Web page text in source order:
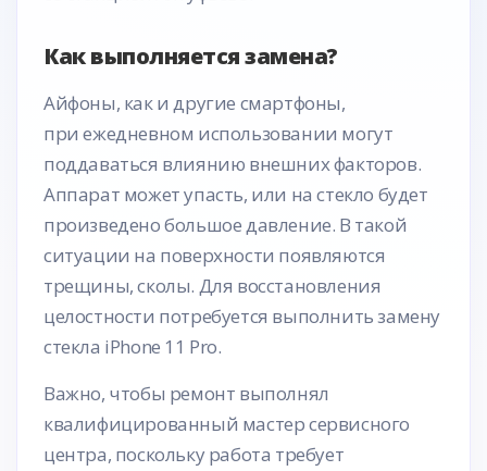
Как выполняется замена?
Айфоны, как и другие смартфоны,
при ежедневном использовании могут
поддаваться влиянию внешних факторов.
Аппарат может упасть, или на стекло будет
произведено большое давление. В такой
ситуации на поверхности появляются
трещины, сколы. Для восстановления
целостности потребуется выполнить замену
стекла iPhone 11 Pro.
Важно, чтобы ремонт выполнял
квалифицированный мастер сервисного
центра, поскольку работа требует